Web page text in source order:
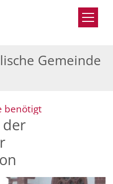
Gemeinde
benötigt:
der